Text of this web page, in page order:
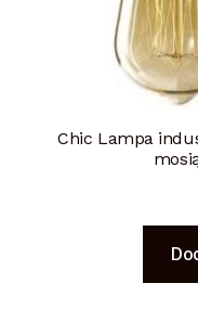
Chic Lampa